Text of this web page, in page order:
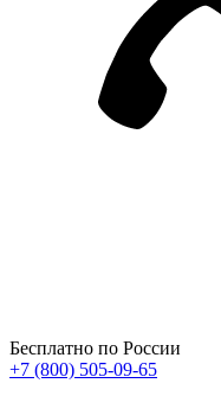
Бесплатно по России
+7 (800) 505-09-65